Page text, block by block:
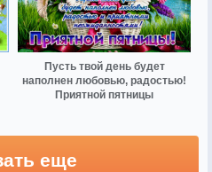
Пусть твой день будет
наполнен любовью, радостью!
Приятной пятницы
еще